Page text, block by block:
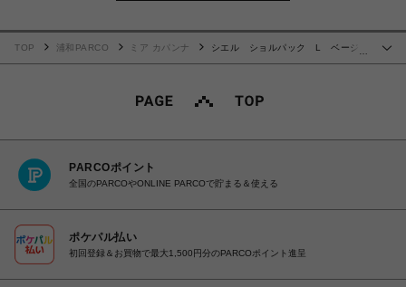
…
TOP 浦和PARCO ミア カパンナ
シエル ショルパック L ベージ
PARCOポイント
全国のPARCOやONLINE PARCOで貯まる＆使える
ポケパル払い
初回登録＆お買物で最大1,500円分のPARCOポイント進呈